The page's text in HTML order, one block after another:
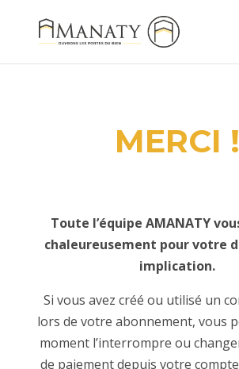
MERCI !
Toute l’équipe AMANATY
chaleureusement pour votre
implication.
Si vous avez créé ou utilisé un
lors de votre abonnement, vous
moment l’interrompre ou
de paiement depuis votre